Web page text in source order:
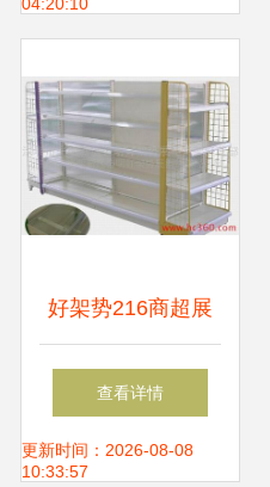
好架势216商超展
示货架 打造高效陈
列与视觉营销新标
查看详情
更新时间：2026-08-08
10:33:57